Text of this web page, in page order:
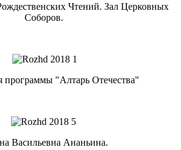
Чтений. Зал Церковных
Соборов.
программы "Алтарь Отечества"
Васильевна Ананьина.